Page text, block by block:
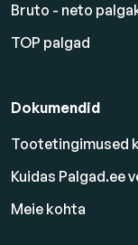
Bruto - neto
TOP palgad
Dokumendid
Tootetingimused
Kuidas Palgad.ee
Meie kohta